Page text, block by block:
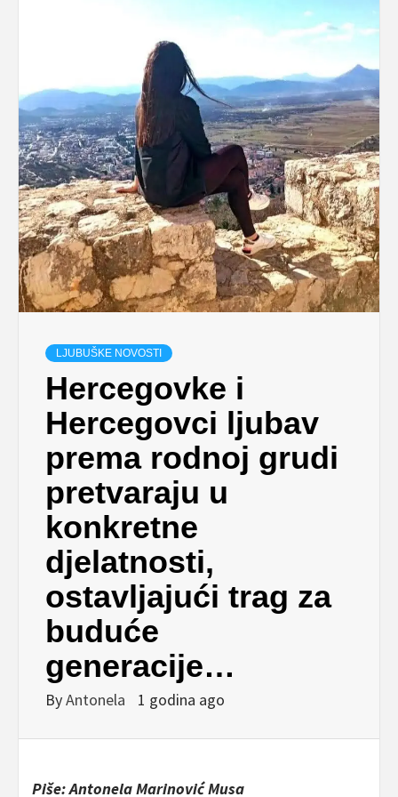
LJUBUŠKE NOVOSTI
Hercegovke i
Hercegovci ljubav
prema rodnoj grudi
pretvaraju u
konkretne
djelatnosti,
ostavljajući trag za
buduće
generacije…
ByAntonela 1 godina ago
Piše: Antonela Marinović Musa